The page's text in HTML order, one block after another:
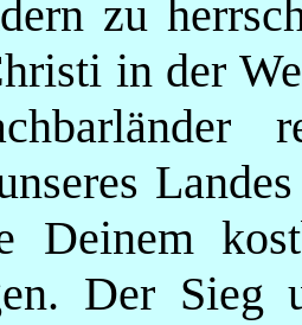
zu
in der
Deinem
Der